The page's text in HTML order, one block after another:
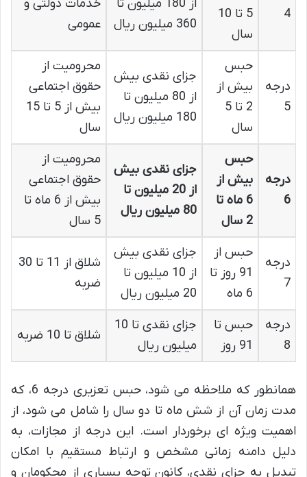
4
5 تا 10
سال
از 180 میلیون تا
360 میلیون ریال
خدمات دولتی و
عمومی
درجه
5
حبس
بیش از
2 تا 5
سال
جزای نقدی بیش
از 80 میلیون تا
180 میلیون ریال
محرومیت از
حقوق اجتماعی
بیش از 5 تا 15
سال
درجه
6
حبس
بیش از
6 ماه تا
2 سال
جزای نقدی بیش
از 20 میلیون تا
80 میلیون ریال
محرومیت از
حقوق اجتماعی
بیش از 6 ماه تا
5 سال
درجه
7
حبس از
91 روز تا
6 ماه
جزای نقدی بیش
از 10 میلیون تا
20 میلیون ریال
شلاق از 11 تا 30
ضربه
درجه
8
حبس تا
91 روز
جزای نقدی تا 10
میلیون ریال
شلاق تا 10 ضربه
همانطور که ملاحظه می شود، حبس تعزیری درجه 6، که
مدت زمان آن از شش ماه تا دو سال را شامل می شود، از
اهمیت ویژه ای برخوردار است. این درجه از مجازات، به
دلیل دامنه زمانی مشخص و ارتباط مستقیم با امکان
تبدیل به جزای نقدی، کانون توجه بسیاری از محکومان و